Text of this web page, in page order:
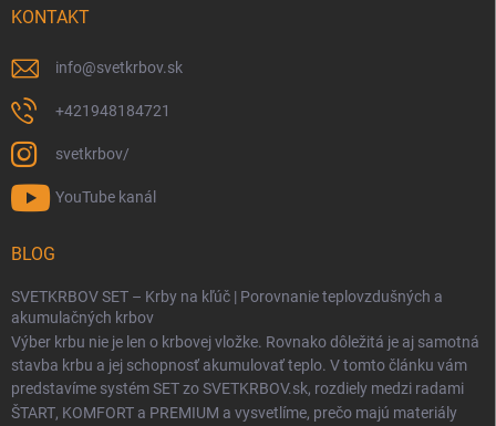
KONTAKT
info@svetkrbov.sk
+421948184721
svetkrbov/
YouTube kanál
BLOG
SVETKRBOV SET – Krby na kľúč | Porovnanie teplovzdušných a
akumulačných krbov
Výber krbu nie je len o krbovej vložke. Rovnako dôležitá je aj samotná
stavba krbu a jej schopnosť akumulovať teplo. V tomto článku vám
predstavíme systém SET zo SVETKRBOV.sk, rozdiely medzi radami
ŠTART, KOMFORT a PREMIUM a vysvetlíme, prečo majú materiály